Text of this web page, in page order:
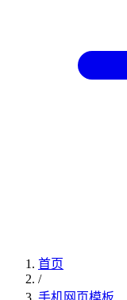
首页
/
手机网页模板